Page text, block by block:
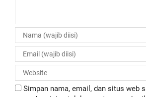
Simpan nama, email, dan situs web